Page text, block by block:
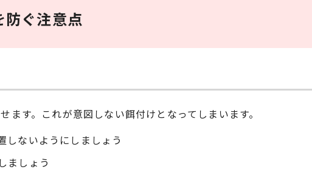
ぐ注意点
す。これが意図しない餌付けとなってしまいます。
しないようにしましょう
ましょう